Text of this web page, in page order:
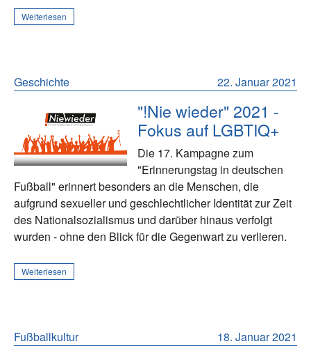
Weiterlesen
22. Januar 2021
Geschichte
"!Nie wieder" 2021 -
Fokus auf LGBTIQ+
Die 17. Kampagne zum
"Erinnerungstag in deutschen
Fußball" erinnert besonders an die Menschen, die
aufgrund sexueller und geschlechtlicher Identität zur Zeit
des Nationalsozialismus und darüber hinaus verfolgt
wurden - ohne den Blick für die Gegenwart zu verlieren.
Weiterlesen
18. Januar 2021
Fußballkultur